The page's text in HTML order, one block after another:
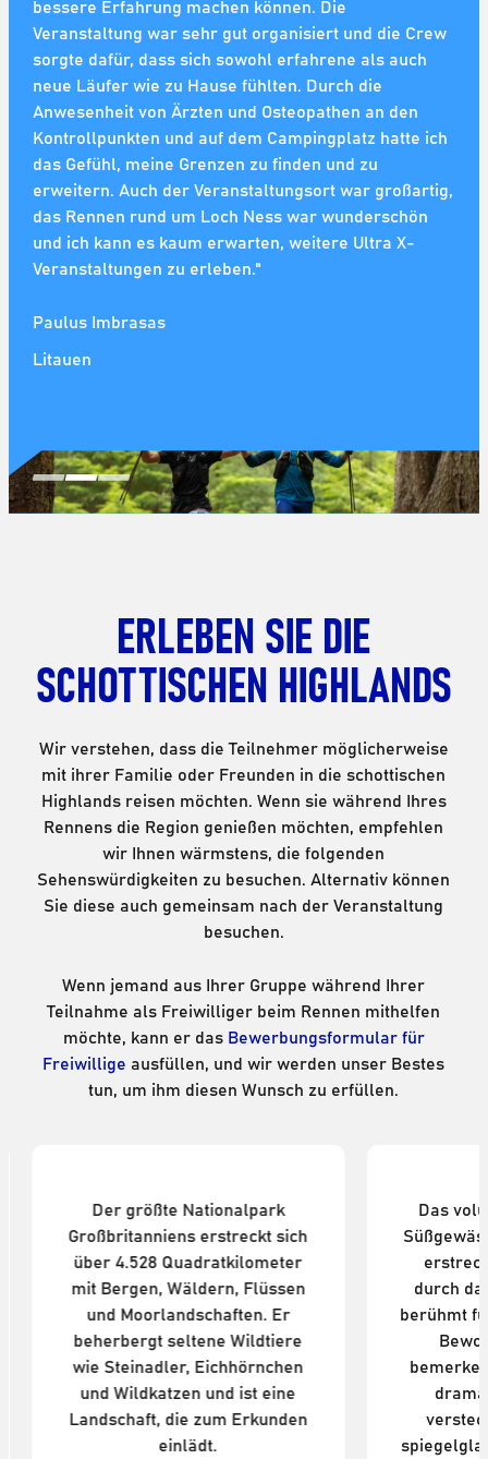
Samstag haben den Ruhm vom Sonntag vervielfacht.
Die Strecke war wunderschön, herausfordernd und
lohnend. Die Natur in ihrer schönsten Form. Die
Menschen sind noch besser. Ultramarathons sind
wirklich lebensverändernd. Ultra X-Ultramarathons
sind das und mehr. Sie denken an alles, und die
Gemeinschaft, die Freiwilligen und die medizinischen
Teams sind einfach Weltklasse. Melden Sie sich für
einen an. Wenn Sie es tun, werde ich es mit Ihnen
tun!"
Loch Ness zu laufen und alles zu genießen, was mein
Heimatland zu bieten hat, war die Entscheidung klar!
Die anstrengenden Anstiege lohnen sich, wenn man
die unglaubliche Aussicht über den See genießt,
während man sich von Inverness nach Fort Augustus
und zurück schlängelt, über den unglaublichen Trail,
den Ultra X angelegt hat und der Schottland in seiner
ganzen Pracht zeigt! Die Kameradschaft und
Unterstützung an den Checkpoints und von anderen
Teilnehmern haben mich bis zum letzten Schritt der
125 km motiviert! Es gibt wirklich keine bessere
selbst besser kennenzulernen, als an einem wirklich
einzigartigen Erlebnis teilzunehmen. Auf zum
bessere Erfahrung machen können. Die
Veranstaltung war sehr gut organisiert und die Crew
sorgte dafür, dass sich sowohl erfahrene als auch
neue Läufer wie zu Hause fühlten. Durch die
Anwesenheit von Ärzten und Osteopathen an den
Kontrollpunkten und auf dem Campingplatz hatte ich
das Gefühl, meine Grenzen zu finden und zu
erweitern. Auch der Veranstaltungsort war großartig,
das Rennen rund um Loch Ness war wunderschön
und ich kann es kaum erwarten, weitere Ultra X-
Veranstaltungen zu erleben."
Paulus Imbrasas
Litauen
ERLEBEN SIE DIE
SCHOTTISCHEN HIGHLANDS
Wir verstehen, dass die Teilnehmer möglicherweise
mit ihrer Familie oder Freunden in die schottischen
Highlands reisen möchten. Wenn sie während Ihres
Rennens die Region genießen möchten, empfehlen
wir Ihnen wärmstens, die folgenden
Sehenswürdigkeiten zu besuchen. Alternativ können
Sie diese auch gemeinsam nach der Veranstaltung
besuchen.
Wenn jemand aus Ihrer Gruppe während Ihrer
Teilnahme als Freiwilliger beim Rennen mithelfen
möchte, kann er das Bewerbungsformular für
Freiwillige ausfüllen, und wir werden unser Bestes
tun, um ihm diesen Wunsch zu erfüllen.
Der größte Nationalpark
Großbritanniens erstreckt sich
über 4.528 Quadratkilometer
mit Bergen, Wäldern, Flüssen
und Moorlandschaften. Er
beherbergt seltene Wildtiere
wie Steinadler, Eichhörnchen
und Wildkatzen und ist eine
Landschaft, die zum Erkunden
einlädt.
Das
durch
berühmt